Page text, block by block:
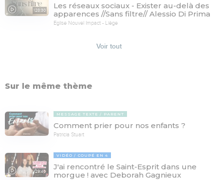
128:30
Les réseaux sociaux - Exister au-delà des
apparences //Sans filtre// Alessio Di Prima
Eglise Nouvel Impact - Liège
Voir tout
Sur le même thème
MESSAGE TEXTE PARENT
Comment prier pour nos enfants ?
Patricia Stuart
29:46
VIDÉO COUPÉ EN 4
J'ai rencontré le Saint-Esprit dans une
morgue ! avec Deborah Gagnieux